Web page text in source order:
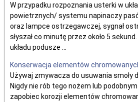
W przypadku rozpoznania usterki w
powietrznych/ systemu napinaczy
oraz lampce ostrzegawczej, sygnał
słyszał co minutę przez około 5
układu podusze ...
Konserwacja elementów
Używaj zmywacza do usuwania smoły
Nigdy nie rób tego nożem lub
zapobiec korozji elementów